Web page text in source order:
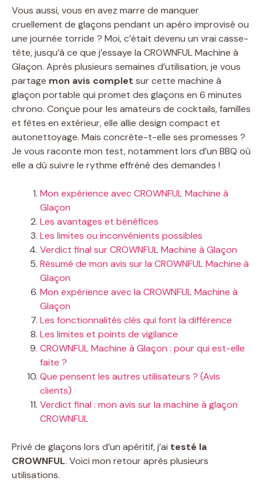
Vous aussi, vous en avez marre de manquer
cruellement de glaçons pendant un apéro improvisé ou
une journée torride ? Moi, c’était devenu un vrai casse-
tête, jusqu’à ce que j’essaye la CROWNFUL Machine à
Glaçon. Après plusieurs semaines d’utilisation, je vous
partage mon avis complet sur cette machine à
glaçon portable qui promet des glaçons en 6 minutes
chrono. Conçue pour les amateurs de cocktails, familles
et fêtes en extérieur, elle allie design compact et
autonettoyage. Mais concrète-t-elle ses promesses ?
Je vous raconte mon test, notamment lors d’un BBQ où
elle a dû suivre le rythme effréné des demandes !
Mon expérience avec CROWNFUL Machine à
Glaçon
Les avantages et bénéfices
Les limites ou inconvénients possibles
Verdict final sur CROWNFUL Machine à Glaçon
Résumé de mon avis sur la CROWNFUL Machine à
Glaçon
Mon expérience avec la CROWNFUL Machine à
Glaçon
Les fonctionnalités clés qui font la différence
Les limites et points de vigilance
CROWNFUL Machine à Glaçon : pour qui est-elle
faite ?
Que pensent les autres utilisateurs ? (Avis
clients)
Verdict final : mon avis sur la machine à glaçon
CROWNFUL
Privé de glaçons lors d’un apéritif, j’ai testé la
CROWNFUL. Voici mon retour après plusieurs
utilisations.